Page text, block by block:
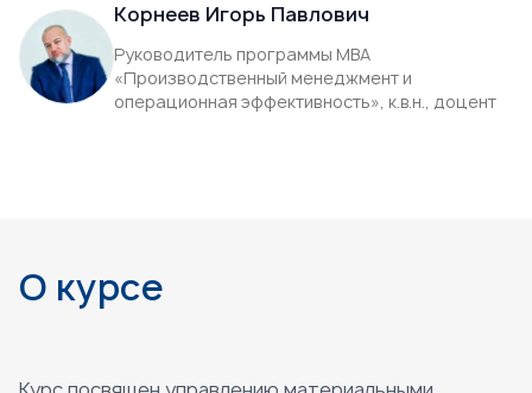
Корнеев Игорь Павлович
Руководитель программы МВА
«Производственный менеджмент и
операционная эффективность», к.в.н., доцент
О курсе